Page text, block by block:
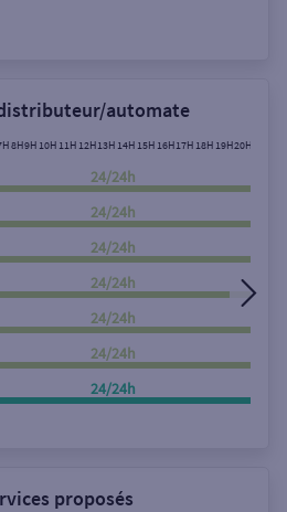
automate
8H9H 10H 11H 12H13H 14H 15H 16H17H 18H 19H20H
24/24h
24/24h
24/24h
24/24h
24/24h
24/24h
24/24h
proposés